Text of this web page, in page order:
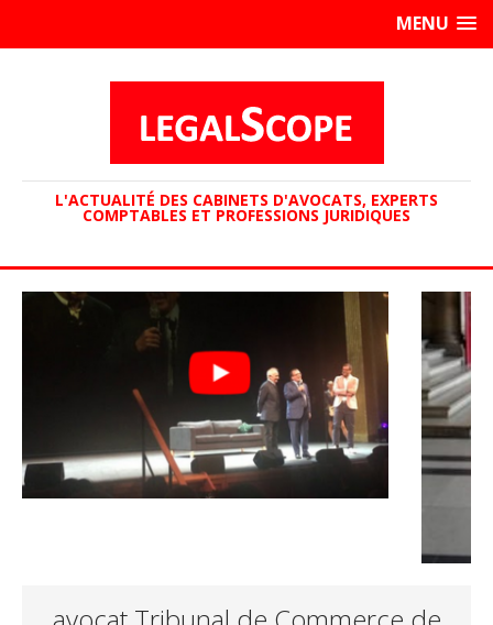
MENU
L'ACTUALITÉ DES CABINETS D'AVOCATS, EXPERTS
COMPTABLES ET PROFESSIONS JURIDIQUES